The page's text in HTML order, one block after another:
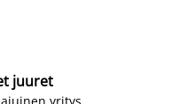
juuret